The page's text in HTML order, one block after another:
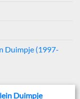
Duimpje (1997-
Duimpje